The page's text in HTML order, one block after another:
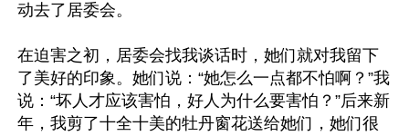
动去了居委会。
在迫害之初，居委会找我谈话时，她们就对我留下
了美好的印象。她们说：“她怎么一点都不怕啊？”我
说：“坏人才应该害怕，好人为什么要害怕？”后来新
年，我剪了十全十美的牡丹窗花送给她们，她们很